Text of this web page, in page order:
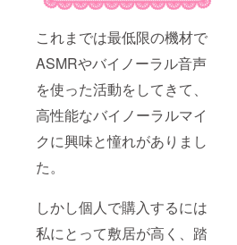
これまでは最低限の機材で
ASMRやバイノーラル音声
を使った活動をしてきて、
高性能なバイノーラルマイ
クに興味と憧れがありまし
た。
しかし個人で購入するには
私にとって敷居が高く、踏